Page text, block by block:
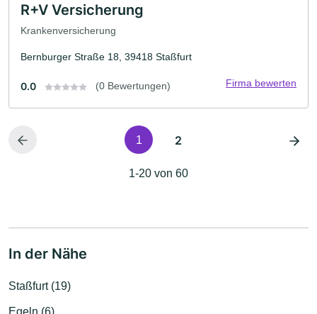
R+V Versicherung
Krankenversicherung
Bernburger Straße 18, 39418 Staßfurt
0.0 (0 Bewertungen) Firma bewerten
1 2
1-20 von 60
In der Nähe
Staßfurt (19)